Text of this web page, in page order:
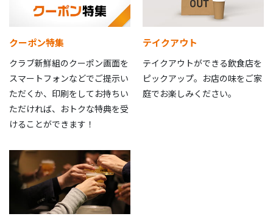
クーポン特集
クラブ新鮮組のクーポン画面を
スマートフォンなどでご提示い
ただくか、印刷をしてお持ちい
ただければ、おトクな特典を受
けることができます！
テイクアウト
テイクアウトができる飲食店を
ピックアップ。お店の味をご家
庭でお楽しみください。